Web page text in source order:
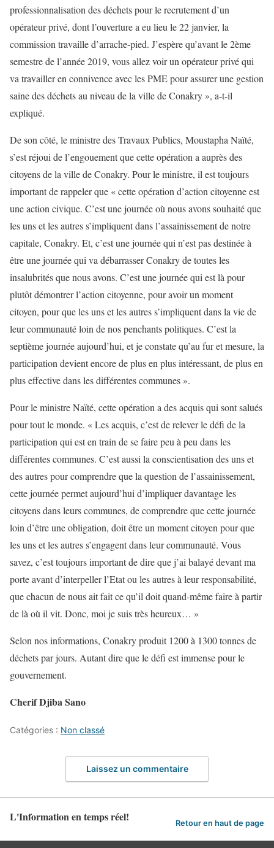
professionnalisation des déchets pour le recrutement d’un
opérateur privé, dont l’ouverture a eu lieu le 22 janvier, la
commission travaille d’arrache-pied. J’espère qu’avant le 2ème
semestre de l’année 2019, vous allez voir un opérateur privé qui
va travailler en connivence avec les PME pour assurer une gestion
saine des déchets au niveau de la ville de Conakry », a-t-il
expliqué.
De son côté, le ministre des Travaux Publics, Moustapha Naïté,
s’est réjoui de l’engouement que cette opération a auprès des
citoyens de la ville de Conakry. Pour le ministre, il est toujours
important de rappeler que « cette opération d’action citoyenne est
une action civique. C’est une journée où nous avons souhaité que
les uns et les autres s’impliquent dans l’assainissement de notre
capitale, Conakry. Et, c’est une journée qui n’est pas destinée à
être une journée qui va débarrasser Conakry de toutes les
insalubrités que nous avons. C’est une journée qui est là pour
plutôt démontrer l’action citoyenne, pour avoir un moment
citoyen, pour que les uns et les autres s’impliquent dans la vie de
leur communauté loin de nos penchants politiques. C’est la
septième journée aujourd’hui, et je constate qu’au fur et mesure, la
participation devient encore de plus en plus intéressant, de plus en
plus effective dans les différentes communes ».
Pour le ministre Naïté, cette opération a des acquis qui sont salués
pour tout le monde. « Les acquis, c’est de relever le défi de la
participation qui est en train de se faire peu à peu dans les
différentes communes. C’est aussi la conscientisation des uns et
des autres pour comprendre que la question de l’assainissement,
cette journée permet aujourd’hui d’impliquer davantage les
citoyens dans leurs communes, de comprendre que cette journée
loin d’être une obligation, doit être un moment citoyen pour que
les uns et les autres s’engagent dans leur communauté. Vous
savez, c’est toujours important de dire que j’ai balayé devant ma
porte avant d’interpeller l’Etat ou les autres à leur responsabilité,
que chacun de nous ait fait ce qu’il doit quand-même faire à partir
de là où il vit. Donc, moi je suis très heureux… »
Selon nos informations, Conakry produit 1200 à 1300 tonnes de
déchets par jours. Autant dire que le défi est immense pour le
gouvernement.
Cherif Djiba Sano
Catégories : Non classé
Laissez un commentaire
L'Information en temps réel! Retour en haut de page